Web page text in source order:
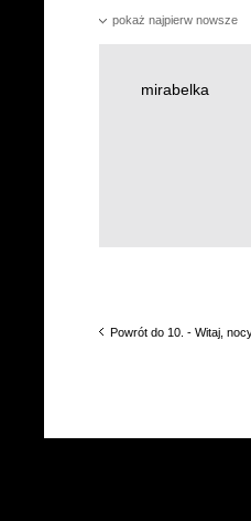
pokaż najpierw nowsze
mirabelka
Powrót do 10. - Witaj,